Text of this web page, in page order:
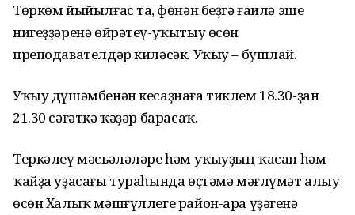
Төркөм йыйылғас та, Өфөнән беҙгә ғаилә эше
нигеҙҙәренә өйрәтеү-уҡытыу өсөн
преподавателдәр киләсәк. Уҡыу – бушлай.
Уҡыу дүшәмбенән кесаҙнаға тиклем 18.30-ҙан
21.30 сәғәткә ҡәҙәр барасаҡ.
Теркәлеү мәсьәләләре һәм уҡыуҙың ҡасан һәм
ҡайҙа уҙасағы тураһында өҫтәмә мәғлүмәт алыу
өсөн Халыҡ мәшғүллеге район-ара үҙәгенә